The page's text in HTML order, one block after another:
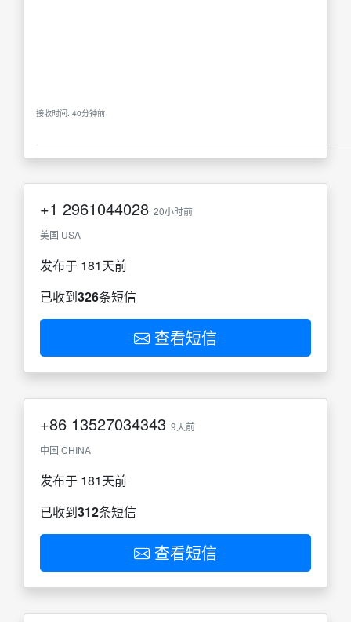
接收时间: 40分钟前
+1 2961044028 20小时前
美国 USA
发布于 181天前
已收到326条短信
查看短信
+86 13527034343 9天前
中国 CHINA
发布于 181天前
已收到312条短信
查看短信